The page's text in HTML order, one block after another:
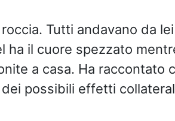
roccia. Tutti andavano da
ha il cuore spezzato
a casa. Ha raccontato
possibili effetti